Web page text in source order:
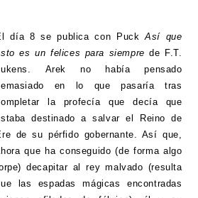
día 8 se publica con PuckAsí que
es un felices para siemprede F.T.
Arek no había pensado
en lo que pasaría tras
la profecía que decía que
destinado a salvar el Reino de
de su pérfido gobernante. Así que,
que ha conseguido (de forma algo
decapitar al rey malvado (resulta
las espadas mágicas encontradas